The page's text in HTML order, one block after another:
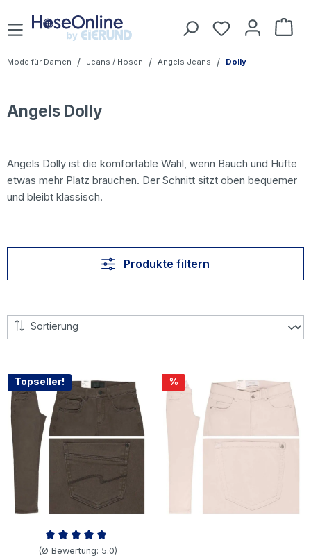
Zum Hauptinhalt springen Du hast 0
Mode für Damen / Jeans / Hosen / Angels Jeans / Dolly
Angels Dolly
Angels Dolly ist die komfortable Wahl, wenn Bauch und Hüfte
etwas mehr Platz brauchen. Der Schnitt sitzt oben bequemer
und bleibt klassisch.
Produkte filtern
Topseller!
Durchschnittliche Bewertung von 5 von 5 Sternen
(Ø Bewertung: 5.0)
Rabatt
%